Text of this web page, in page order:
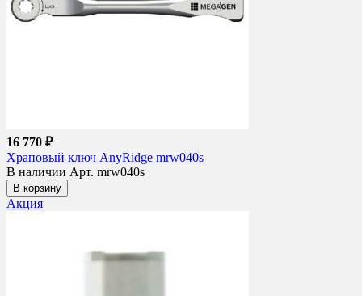
16 770 ₽
Храповый ключ AnyRidge mrw040s
В наличии Арт. mrw040s
В корзину
Акция